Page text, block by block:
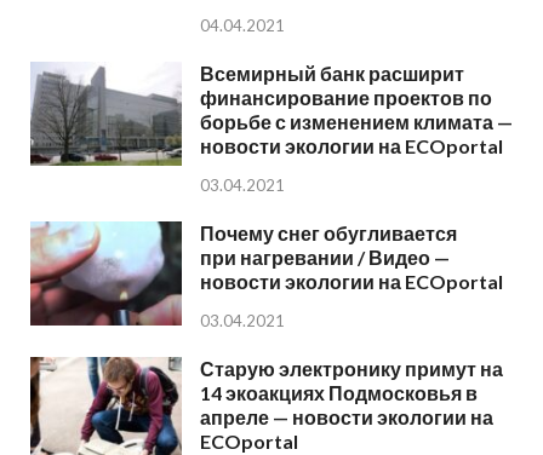
04.04.2021
Всемирный банк расширит
финансирование проектов по
борьбе с изменением климата —
новости экологии на ECOportal
03.04.2021
Почему снег обугливается
при нагревании / Видео —
новости экологии на ECOportal
03.04.2021
Старую электронику примут на
14 экоакциях Подмосковья в
апреле — новости экологии на
ECOportal